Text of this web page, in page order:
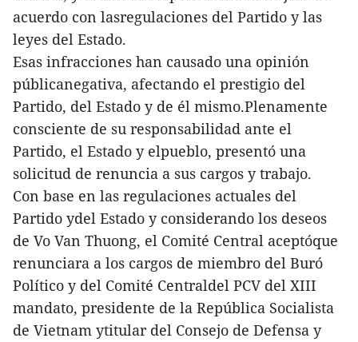
acuerdo con lasregulaciones del Partido y las
leyes del Estado.
Esas infracciones han causado una opinión
públicanegativa, afectando el prestigio del
Partido, del Estado y de él mismo.Plenamente
consciente de su responsabilidad ante el
Partido, el Estado y elpueblo, presentó una
solicitud de renuncia a sus cargos y trabajo.
Con base en las regulaciones actuales del
Partido ydel Estado y considerando los deseos
de Vo Van Thuong, el Comité Central aceptóque
renunciara a los cargos de miembro del Buró
Político y del Comité Centraldel PCV del XIII
mandato, presidente de la República Socialista
de Vietnam ytitular del Consejo de Defensa y